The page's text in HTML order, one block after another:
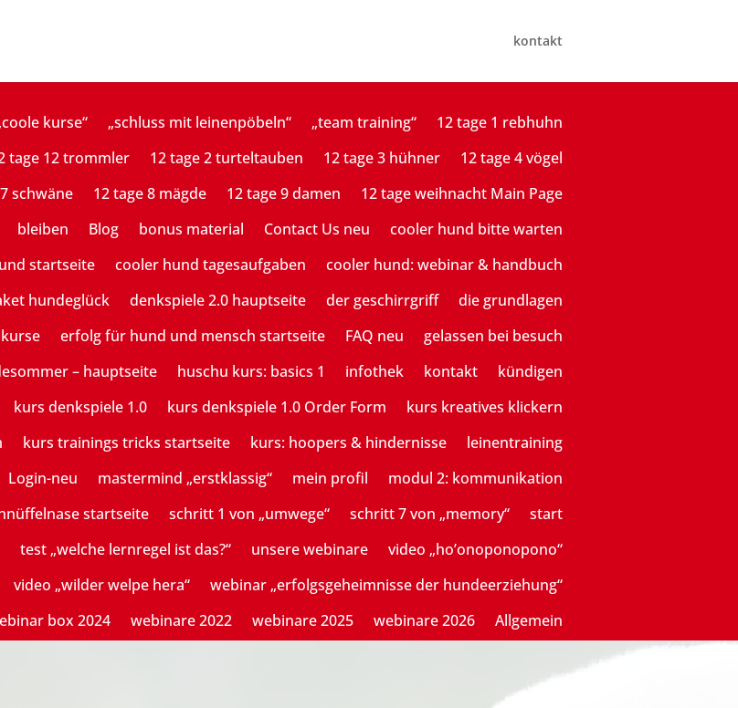
kontakt
kurse“ „schluss mit leinenpöbeln“ „team training“
12 tage 1 rebhuhn
tage 12 trommler 12 tage 2 turteltauben 12 tage 3 hühner
12 tage 4 vögel
schwäne 12 tage 8 mägde 12 tage 9 damen
12 tage weihnacht Main Page
bleiben Blog bonus material Contact Us neu
cooler hund bitte warten
startseite cooler hund tagesaufgaben
cooler hund: webinar & handbuch
hundeglück denkspiele 2.0 hauptseite der geschirrgriff
die grundlagen
erfolg für hund und mensch startseite FAQ neu
gelassen bei besuch
– hauptseite huschu kurs: basics 1 infothek kontakt
kündigen
kurs denkspiele 1.0 kurs denkspiele 1.0 Order Form
kurs kreatives klickern
kurs trainings tricks startseite kurs: hoopers & hindernisse
leinentraining
Login-neu mastermind „erstklassig“ mein profil
modul 2: kommunikation
startseite schritt 1 von „umwege“ schritt 7 von „memory“
start
test „welche lernregel ist das?“ unsere webinare
video „ho’onoponopono“
video „wilder welpe hera“
webinar „erfolgsgeheimnisse der hundeerziehung“
box 2024
webinare 2022 webinare 2025 webinare 2026 Allgemein